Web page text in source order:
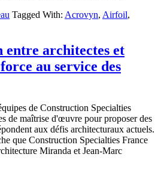
Tagged With: Acrovyn, Airfoil,
architectes et
au service des
de Construction Specialties
de maîtrise d'œuvre pour proposer des
aux défis architecturaux actuels.
que Construction Specialties France
Miranda et Jean-Marc